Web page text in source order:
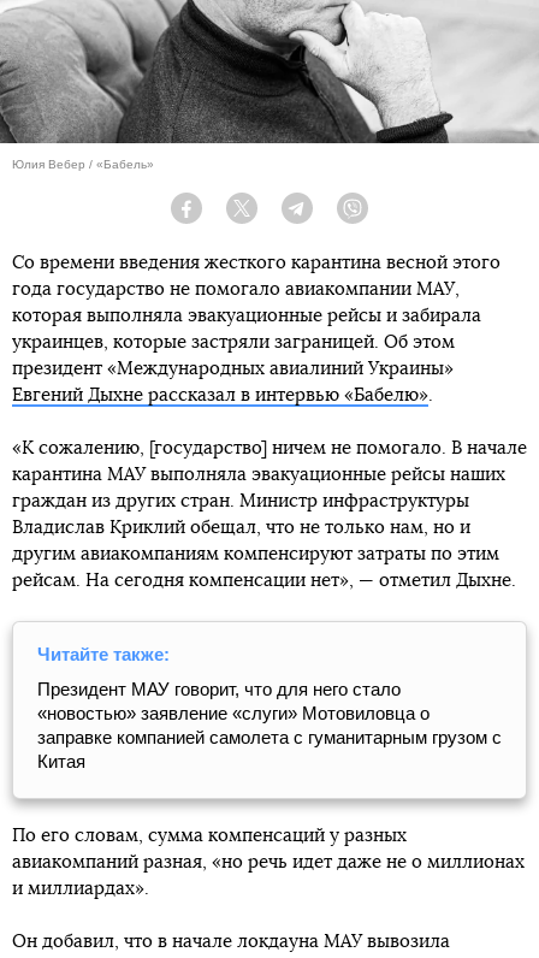
Юлия Вебер / «Бабель»
Facebook Twitter Telegram
Со времени введения жесткого карантина весной этого
года государство не помогало авиакомпании МАУ,
которая выполняла эвакуационные рейсы и забирала
украинцев, которые застряли заграницей. Об этом
президент «Международных авиалиний Украины»
Евгений Дыхне рассказал в интервью «Бабелю».
«К сожалению, [государство] ничем не помогало. В начале
карантина МАУ выполняла эвакуационные рейсы наших
граждан из других стран. Министр инфраструктуры
Владислав Криклий обещал, что не только нам, но и
другим авиакомпаниям компенсируют затраты по этим
рейсам. На сегодня компенсации нет», — отметил Дыхне.
Читайте также:
Президент МАУ говорит, что для него стало
«новостью» заявление «слуги» Мотовиловца о
заправке компанией самолета с гуманитарным грузом с
Китая
По его словам, сумма компенсаций у разных
авиакомпаний разная, «но речь идет даже не о миллионах
и миллиардах».
Он добавил, что в начале локдауна МАУ вывозила